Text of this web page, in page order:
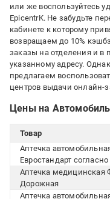
или же воспользуйтесь
EpicentrK. Не забудьте
кабинете к которому
возвращаем до 10%
заказы на отделения и в
указанному адресу.
предлагаем
центров выдачи онлайн-
Цены на
Товар
Аптечка
Евростандарт
Аптечка медицинская
Дорожная
Аптечка